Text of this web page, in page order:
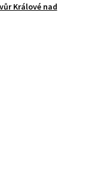
Králové nad